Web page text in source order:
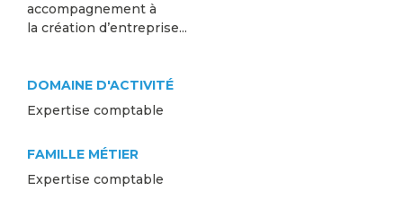
accompagnement à
la création d’entreprise...
DOMAINE D'ACTIVITÉ
Expertise comptable
FAMILLE MÉTIER
Expertise comptable